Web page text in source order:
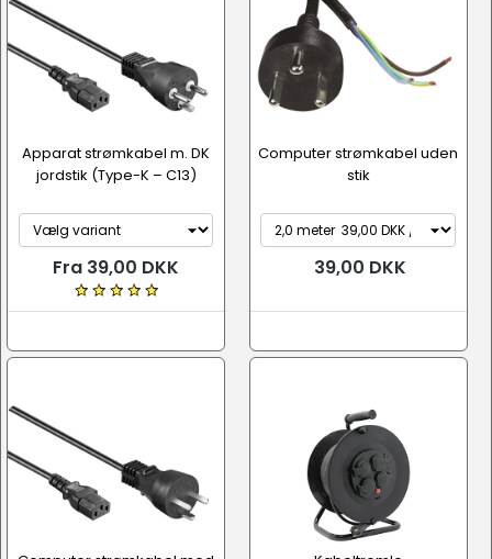
Apparat strømkabel m. DK
jordstik (Type-K – C13)
Fra 39,00 DKK
Computer strømkabel uden
stik
39,00 DKK